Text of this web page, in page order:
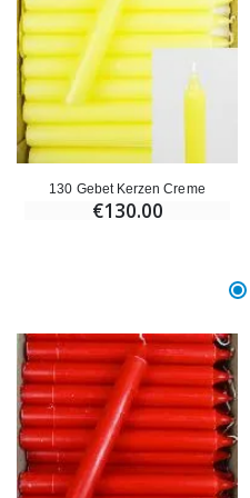
€6.00
130 Gebet Kerzen Creme
€130.00